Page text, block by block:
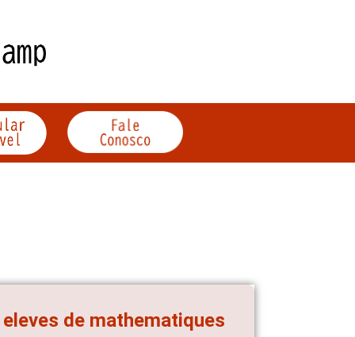
de mathematiques